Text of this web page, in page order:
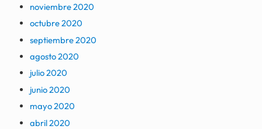
noviembre 2020
octubre 2020
septiembre 2020
agosto 2020
julio 2020
junio 2020
mayo 2020
abril 2020